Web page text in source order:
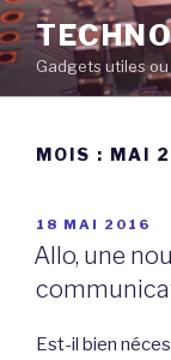
Aller
au
contenu
principal
Gadgets utiles
MOIS : MAI
PUBLIÉ
LE
18 MAI 2016
Allo, une
Est-il bien